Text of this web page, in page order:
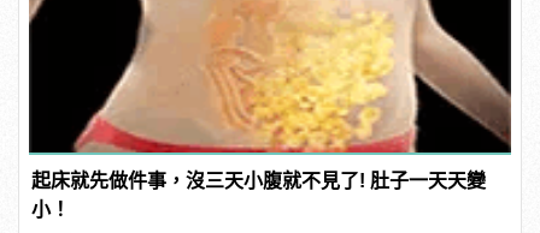
起床就先做件事，沒三天小腹就不見了! 肚子一天天變
小！